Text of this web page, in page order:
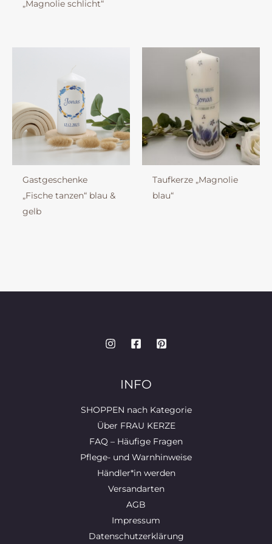
„Magnolie schlicht“
Gastgeschenke
„Fische tanzen“ blau &
gelb
Taufkerze „Magnolie
blau“
INFO
SHOPPEN nach Kategorie
Über FRAU KERZE
FAQ – Häufige Fragen
Pflege- und Warnhinweise
Händler*in werden
Versandarten
AGB
Impressum
Datenschutzerklärung